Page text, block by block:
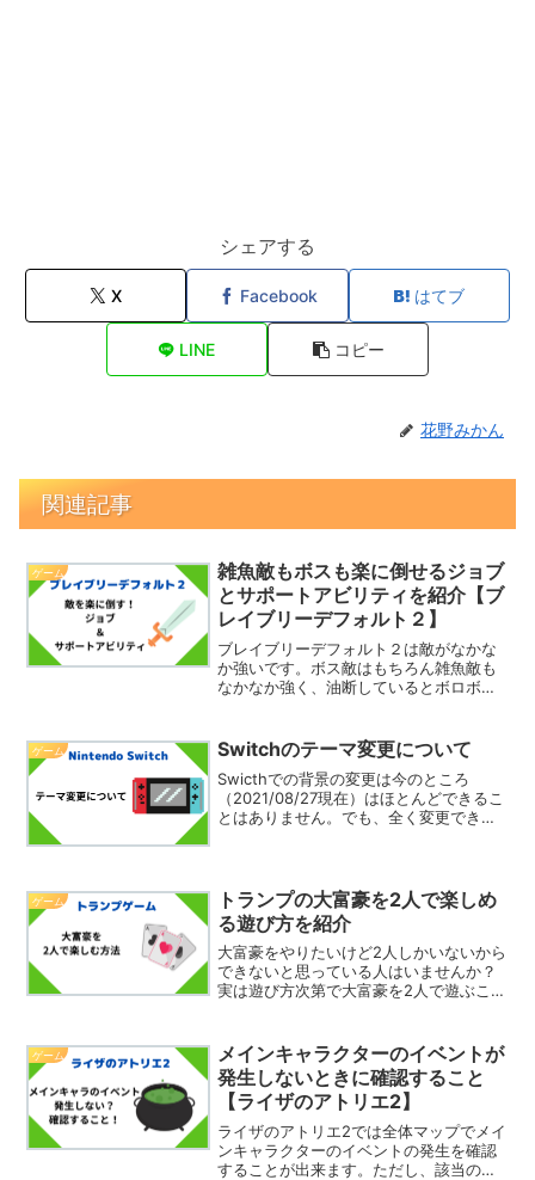
シェアする
X Facebook はてブ
LINE コピー
花野みかん
関連記事
ゲーム
雑魚敵もボスも楽に倒せるジョブ
とサポートアビリティを紹介【ブ
レイブリーデフォルト２】
ブレイブリーデフォルト２は敵がなかな
か強いです。ボス敵はもちろん雑魚敵も
なかなか強く、油断しているとボロボロ
ことが出来ます。そこで今回は、雑魚敵
もボスも楽に倒せるジョブ...
ゲーム Switchのテーマ変更について
Swicthでの背景の変更は今のところ
（2021/08/27現在）はほとんどできるこ
とはありません。でも、全く変更できな
ように大した...
ゲーム
トランプの大富豪を2人で楽しめ
る遊び方を紹介
大富豪をやりたいけど2人しかいないから
できないと思っている人はいませんか？
実は遊び方次第で大富豪を2人で遊ぶこと
いと思います。2人で大富豪を遊ぶには使
わないカードを作...
ゲーム
メインキャラクターのイベントが
発生しないときに確認すること
【ライザのアトリエ2】
ライザのアトリエ2では全体マップでメイ
ンキャラクターのイベントの発生を確認
することが出来ます。ただし、該当の場